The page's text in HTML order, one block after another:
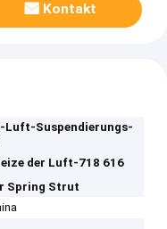
Kontakt
Luft-Suspendierungs-
der Luft-718 616
Spring Strut